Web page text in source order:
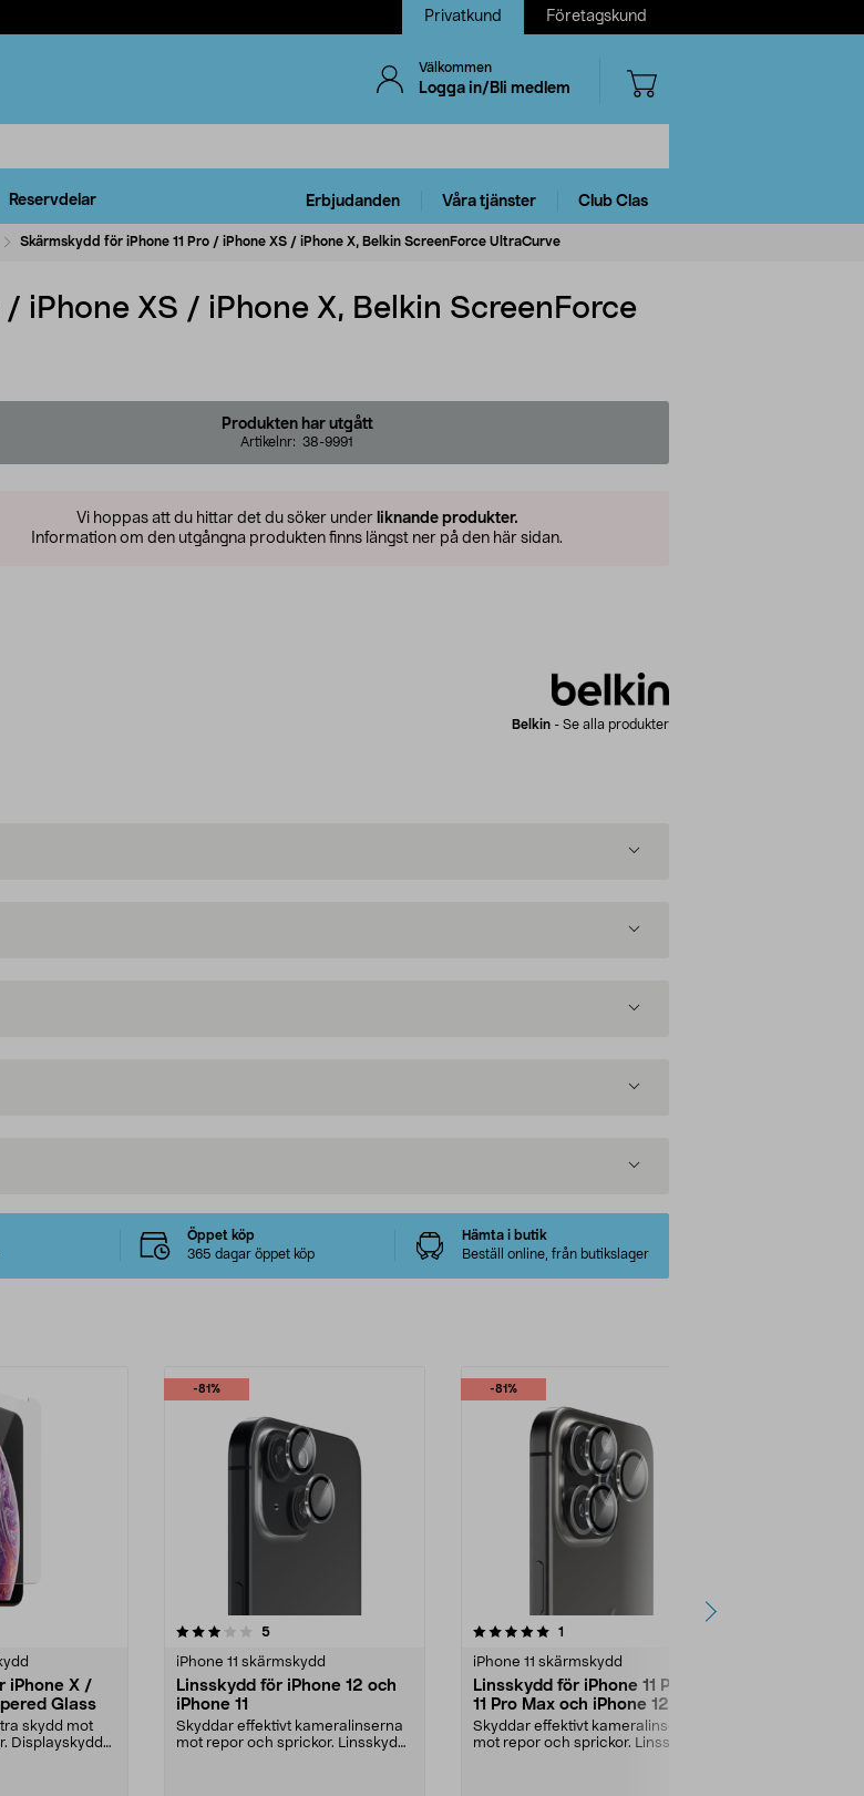
Privatkund Företagskund
Välkommen
Logga in/Bli medlem
Reservdelar Erbjudanden Våra tjänster Club Clas
Skärmskydd för iPhone 11 Pro / iPhone XS / iPhone X, Belkin ScreenForce UltraCurve
iPhone XS / iPhone X, Belkin ScreenForce
Produkten har utgått
Artikelnr: 38-9991
Vi hoppas att du hittar det du söker under liknande produkter.
Information om den utgångna produkten finns längst ner på den här sidan.
Belkin - Se alla produkter
Öppet köp
365 dagar öppet köp
Hämta i butik
Beställ online, från butikslager
iPhone X /
Glass
skydd mot
Displayskyddet
-81%
stjärnor 5recensioner
iPhone 11 skärmskydd
Linsskydd för iPhone 12 och
iPhone 11
Skyddar effektivt kameralinserna
mot repor och sprickor. Linsskydd
-81%
5.0 av 5 stjärnor 1
iPhone 11 skärmskydd
Linsskydd för iPhone 11 Pro /
11 Pro Max och iPhone 12 Pro
Skyddar effektivt kameralinserna
mot repor och sprickor. Linsskydd
4.0 av 5 stjärnor